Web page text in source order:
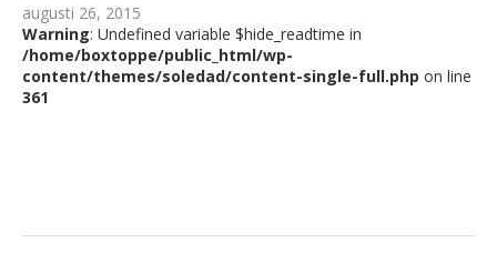
augusti 26, 2015
Warning: Undefined variable $hide_readtime in
/home/boxtoppe/public_html/wp-
content/themes/soledad/content-single-full.php on line
361